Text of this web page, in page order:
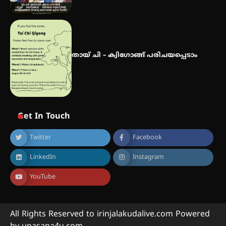
തായ് ചി – ക്വിഗോങ്ങ് പരിചയപ്പെടാം
Get In Touch
Twitter Facebook
LinkedIn Instagram
YouTube
All Rights Reserved to irinjalakudalive.com Powered